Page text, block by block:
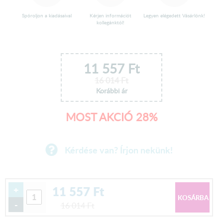
Spóroljon a kiadásaival
Kérjen információt
kollegánktól!
Legyen elégedett Vásárlónk!
11 557 Ft
Korábbi ár
MOST AKCIÓ 28%
Kérdése van? Írjon nekünk!
+
-
11 557 Ft